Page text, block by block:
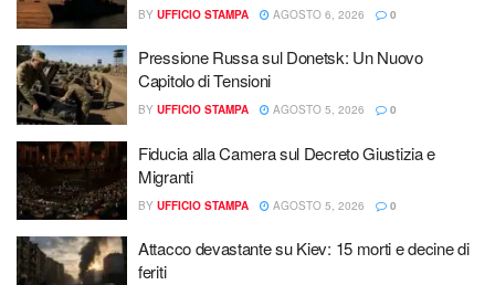
BY UFFICIO STAMPA AGOSTO 6, 2026 0
Pressione Russa sul Donetsk: Un Nuovo
Capitolo di Tensioni
BY UFFICIO STAMPA AGOSTO 5, 2026 0
Fiducia alla Camera sul Decreto Giustizia e
Migranti
BY UFFICIO STAMPA AGOSTO 5, 2026 0
Attacco devastante su Kiev: 15 morti e decine di
feriti